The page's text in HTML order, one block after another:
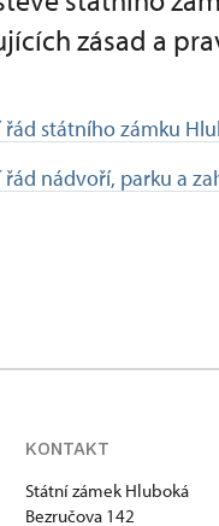
zásad a
řád státního zámku
řád nádvoří, parku a
KONTAKT
Státní zámek Hluboká
Bezručova 142